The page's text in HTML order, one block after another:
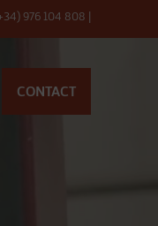
976 104 808 |
CONTACT